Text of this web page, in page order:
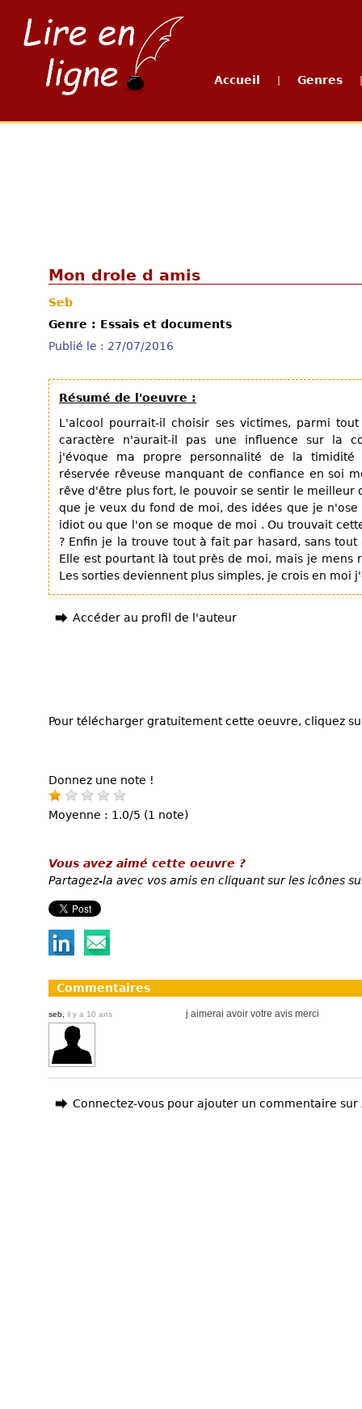
Accueil Genres
Mon drole d amis
Seb
Genre : Essais et documents
Publié le : 27/07/2016
Résumé de l'oeuvre :
L'alcool pourrait-il choisir ses victimes, parmi
caractère n'aurait-il pas une influence sur la
j'évoque ma propre personnalité de la timidité
réservée rêveuse manquant de confiance en soi
rêve d'être plus fort, le pouvoir se sentir le meilleur
que je veux du fond de moi, des idées que je
idiot ou que l'on se moque de moi . Ou trouvait
? Enfin je la trouve tout à fait par hasard, sans
Elle est pourtant là tout près de moi, mais je mens
Les sorties deviennent plus simples, je crois en moi
Accéder au profil de l'auteur
Pour télécharger gratuitement cette oeuvre, cliquez
Donnez une note !
Moyenne : 1.0/5 (1 note)
Vous avez aimé cette oeuvre ?
Partagez-la avec vos amis en cliquant sur les icônes
Commentaires
seb, il y a 10 ans j aimerai avoir votre avis merci
Connectez-vous pour ajouter un commentaire sur